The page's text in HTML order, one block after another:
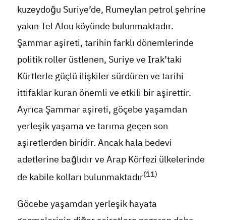
kuzeydoğu Suriye’de, Rumeylan petrol şehrine
yakın Tel Alou köyünde bulunmaktadır.
Şammar aşireti, tarihin farklı dönemlerinde
politik roller üstlenen, Suriye ve Irak’taki
Kürtlerle güçlü ilişkiler sürdüren ve tarihi
ittifaklar kuran önemli ve etkili bir aşirettir.
Ayrıca Şammar aşireti, göçebe yaşamdan
yerleşik yaşama ve tarıma geçen son
aşiretlerden biridir. Ancak hala bedevi
adetlerine bağlıdır ve Arap Körfezi ülkelerinde
de kabile kolları bulunmaktadır(11)
Göcebe yaşamdan yerleşik hayata